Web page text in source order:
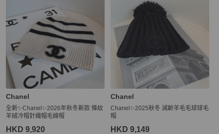
Chanel
全新✨Chanel✨2026年秋冬新款 條紋
羊絨冷帽針織帽毛線帽
HKD 9,920
Chanel
Chanel✨2025秋冬 減齡羊毛毛球球毛
帽
HKD 9,149